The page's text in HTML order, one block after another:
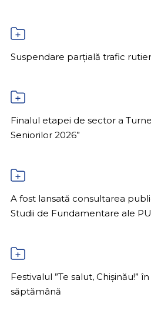
Suspendare parțială trafic rutier
Finalul etapei de sector a
Seniorilor 2026”
A fost lansată consultarea
Studii de Fundamentare ale
Festivalul ”Te salut, Chișinău!”
săptămână